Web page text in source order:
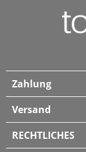
Zahlung
Versand
RECHTLICHES